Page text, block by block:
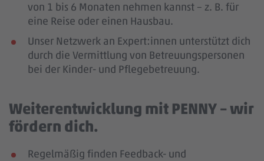
von 1 bis 6 Monaten nehmen kannst – z. B. für
eine Reise oder einen Hausbau.
Unser Netzwerk an Expert:innen unterstützt dich
durch die Vermittlung von Betreuungspersonen
bei der Kinder- und Pflegebetreuung.
Weiterentwicklung mit PENNY – wir
fördern dich.
Regelmäßig finden Feedback- und